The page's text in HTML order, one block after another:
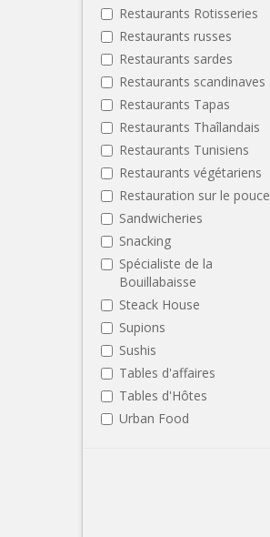
Restaurants Rotisseries
Restaurants russes
Restaurants sardes
Restaurants scandinaves
Restaurants Tapas
Restaurants Thaîlandais
Restaurants Tunisiens
Restaurants végétariens
Restauration sur le pouce
Sandwicheries
Snacking
Spécialiste de la
Bouillabaisse
Steack House
Supions
Sushis
Tables d'affaires
Tables d'Hôtes
Urban Food